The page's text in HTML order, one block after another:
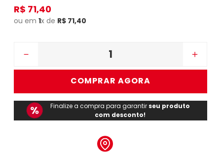
R$ 71,40
ou em 1x de R$ 71,40
＋
－
COMPRAR AGORA
Finalize a compra para garantir seu produto
com desconto!